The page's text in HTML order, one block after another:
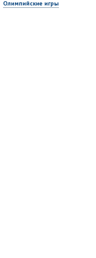
Олимпийские игры